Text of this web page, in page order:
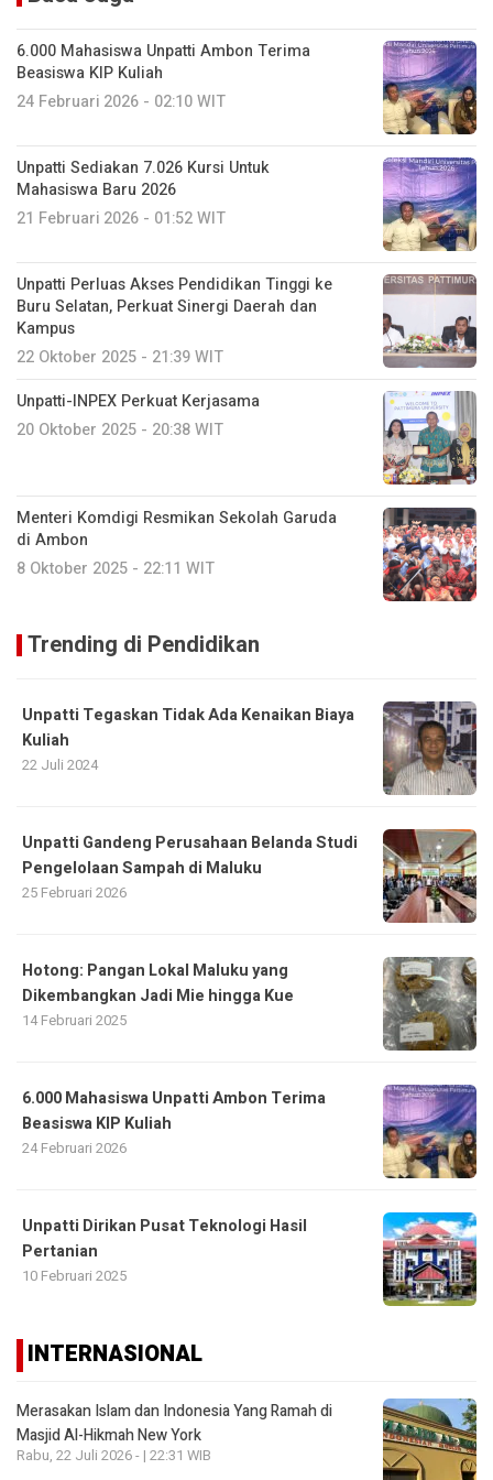
6.000 Mahasiswa Unpatti Ambon Terima
Beasiswa KIP Kuliah
24 Februari 2026 - 02:10 WIT
Unpatti Sediakan 7.026 Kursi Untuk
Mahasiswa Baru 2026
21 Februari 2026 - 01:52 WIT
Unpatti Perluas Akses Pendidikan Tinggi ke
Buru Selatan, Perkuat Sinergi Daerah dan
Kampus
22 Oktober 2025 - 21:39 WIT
Unpatti-INPEX Perkuat Kerjasama
20 Oktober 2025 - 20:38 WIT
Menteri Komdigi Resmikan Sekolah Garuda
di Ambon
8 Oktober 2025 - 22:11 WIT
Trending di Pendidikan
Unpatti Tegaskan Tidak Ada Kenaikan Biaya
Kuliah
22 Juli 2024
Unpatti Gandeng Perusahaan Belanda Studi
Pengelolaan Sampah di Maluku
25 Februari 2026
Hotong: Pangan Lokal Maluku yang
Dikembangkan Jadi Mie hingga Kue
14 Februari 2025
6.000 Mahasiswa Unpatti Ambon Terima
Beasiswa KIP Kuliah
24 Februari 2026
Unpatti Dirikan Pusat Teknologi Hasil
Pertanian
10 Februari 2025
INTERNASIONAL
Merasakan Islam dan Indonesia Yang Ramah di
Masjid Al-Hikmah New York
Rabu, 22 Juli 2026 - | 22:31 WIB